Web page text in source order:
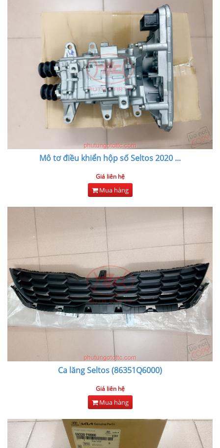
Mô tơ điều khiển hộp số Seltos 2020 ...
Giá liên hệ
Mua hàng
Ca lăng Seltos (86351Q6000)
Giá liên hệ
Mua hàng